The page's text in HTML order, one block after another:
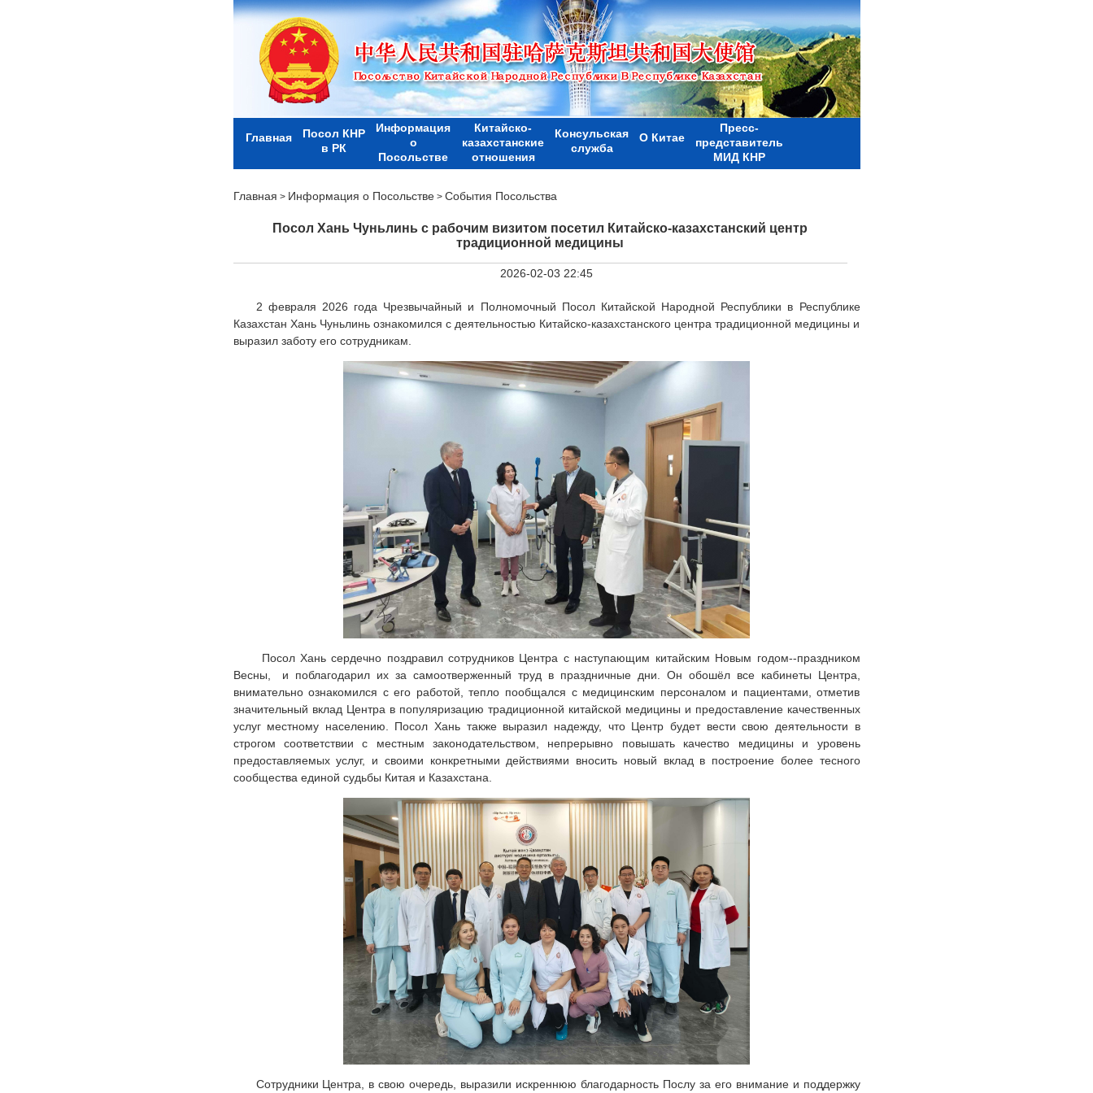
Главная
Посол КНР
в РК
Информация
о
Посольстве
Китайско-
казахстанские
отношения
Консульская
служба
О Китае
Пресс-
представитель
МИД КНР
Главная > Информация о Посольстве> События Посольства
Посол Хань Чуньлинь с рабочим визитом посетил Китайско-казахстанский центр
традиционной медицины
2026-02-03 22:45
2 февраля 2026 года Чрезвычайный и Полномочный Посол Китайской Народной Республики в Республике
Казахстан Хань Чуньлинь ознакомился с деятельностью Китайско-казахстанского центра традиционной медицины и
выразил заботу его сотрудникам.
Посол Хань сердечно поздравил сотрудников Центра с наступающим китайским Новым годом--праздником
Весны, и поблагодарил их за самоотверженный труд в праздничные дни. Он обошёл все кабинеты Центра,
внимательно ознакомился с его работой, тепло пообщался с медицинским персоналом и пациентами, отметив
значительный вклад Центра в популяризацию традиционной китайской медицины и предоставление качественных
услуг местному населению. Посол Хань также выразил надежду, что Центр будет вести свою деятельности в
строгом соответствии с местным законодательством, непрерывно повышать качество медицины и уровень
предоставляемых услуг, и своими конкретными действиями вносить новый вклад в построение более тесного
сообщества единой судьбы Китая и Казахстана.
Сотрудники Центра, в свою очередь, выразили искреннюю благодарность Послу за его внимание и поддержку